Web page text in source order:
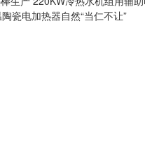
瓷电加热器自然“当仁不让”